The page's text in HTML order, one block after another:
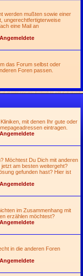
werden mußten sowie einer
ungerechtfertigterweise
eine Mail an
das Forum selbst oder
Foren passen.
mit denen Ihr gute oder
eintragen.
Möchtest Du Dich mit anderen
am besten weitergeht?
gefunden hast? Hier ist
im Zusammenhang mit
erzählen möchtest?
in die anderen Foren